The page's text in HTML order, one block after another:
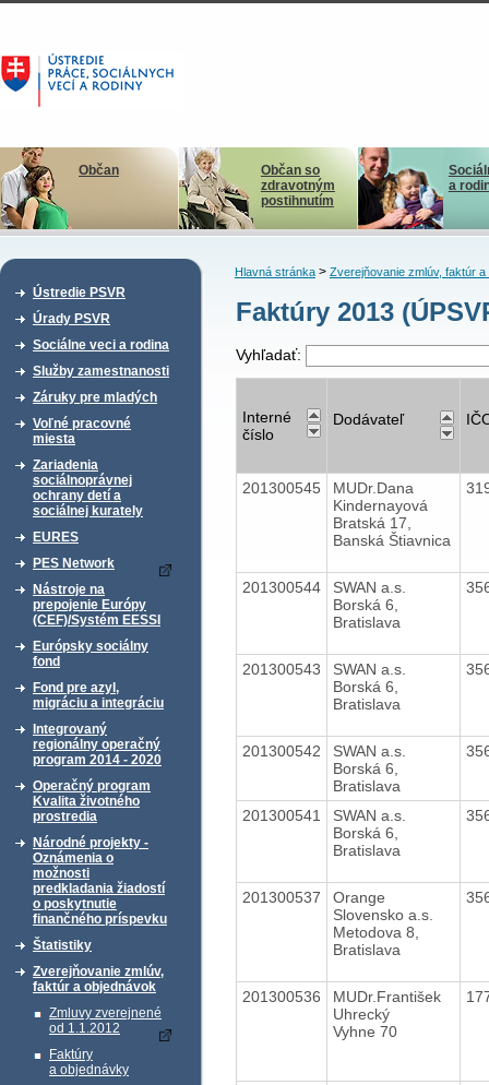
Občan
Občan so
zdravotným
postihnutím
a
Ústredie PSVR
Úrady PSVR
Sociálne veci a rodina
Služby zamestnanosti
Záruky pre mladých
Voľné pracovné
miesta
Zariadenia
sociálnoprávnej
ochrany detí a
sociálnej kurately
EURES
PES Network
Nástroje na
prepojenie Európy
(CEF)/Systém EESSI
Európsky sociálny
fond
Fond pre azyl,
migráciu a integráciu
Integrovaný
regionálny operačný
program 2014 - 2020
Operačný program
Kvalita životného
prostredia
Národné projekty -
Oznámenia o
možnosti
predkladania žiadostí
o poskytnutie
finančného príspevku
Štatistiky
Zverejňovanie zmlúv,
faktúr a objednávok
Zmluvy zverejnené
od 1.1.2012
Faktúry
a objednávky
Hlavná stránka> Zverejňovanie zmlúv, faktúr a
Faktúry 2013
Vyhľadať:
Interné
číslo
Dodávateľ
201300545
MUDr.Dana
Kindernayová
Bratská 17,
Banská Štiavnica
201300544
SWAN a.s.
Borská 6,
Bratislava
201300543
SWAN a.s.
Borská 6,
Bratislava
201300542
SWAN a.s.
Borská 6,
Bratislava
201300541
SWAN a.s.
Borská 6,
Bratislava
201300537
Orange
Slovensko a.s.
Metodova 8,
Bratislava
201300536
MUDr.František
Uhrecký
Vyhne 70